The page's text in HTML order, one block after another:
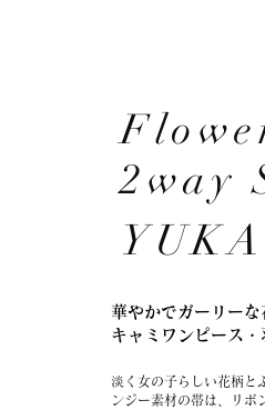
2way
華やかでガーリー
キャミワンピース
淡く女の子らしい花柄と
ンジー素材の帯は、リボ